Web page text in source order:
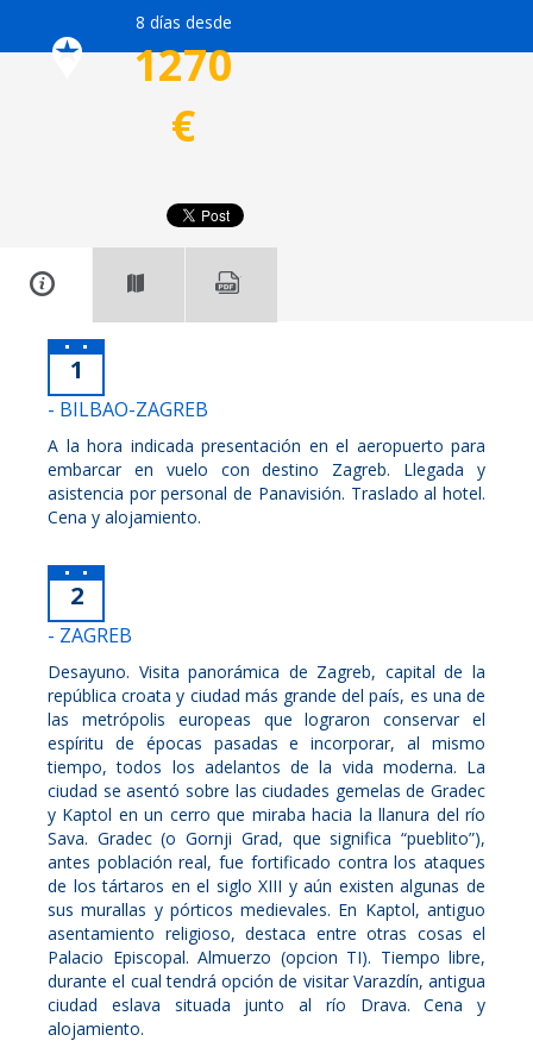
8 días desde
1270
€
1
- BILBAO-ZAGREB
A la hora indicada presentación en el aeropuerto para
embarcar en vuelo con destino Zagreb. Llegada y
asistencia por personal de Panavisión. Traslado al hotel.
Cena y alojamiento.
2
- ZAGREB
Desayuno. Visita panorámica de Zagreb, capital de la
república croata y ciudad más grande del país, es una de
las metrópolis europeas que lograron conservar el
espíritu de épocas pasadas e incorporar, al mismo
tiempo, todos los adelantos de la vida moderna. La
ciudad se asentó sobre las ciudades gemelas de Gradec
y Kaptol en un cerro que miraba hacia la llanura del río
Sava. Gradec (o Gornji Grad, que significa “pueblito”),
antes población real, fue fortificado contra los ataques
de los tártaros en el siglo XIII y aún existen algunas de
sus murallas y pórticos medievales. En Kaptol, antiguo
asentamiento religioso, destaca entre otras cosas el
Palacio Episcopal. Almuerzo (opcion TI). Tiempo libre,
durante el cual tendrá opción de visitar Varazdín, antigua
ciudad eslava situada junto al río Drava. Cena y
alojamiento.